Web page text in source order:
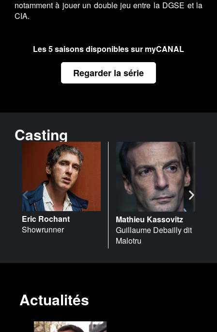
notamment à jouer un double jeu entre la DGSE et la
CIA.
Les 5 saisons disponibles sur myCANAL
Regarder la série
Casting
Eric Rochant
Showrunner
Mathieu Kassovitz
Guillaume Debailly dit
Malotru
Actualités